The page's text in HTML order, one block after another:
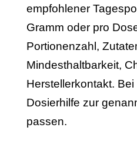
empfohlener
Gramm oder pro
Portionenzahl,
Mindesthaltbarkeit,
Herstellerkontakt.
Dosierhilfe zur
passen.